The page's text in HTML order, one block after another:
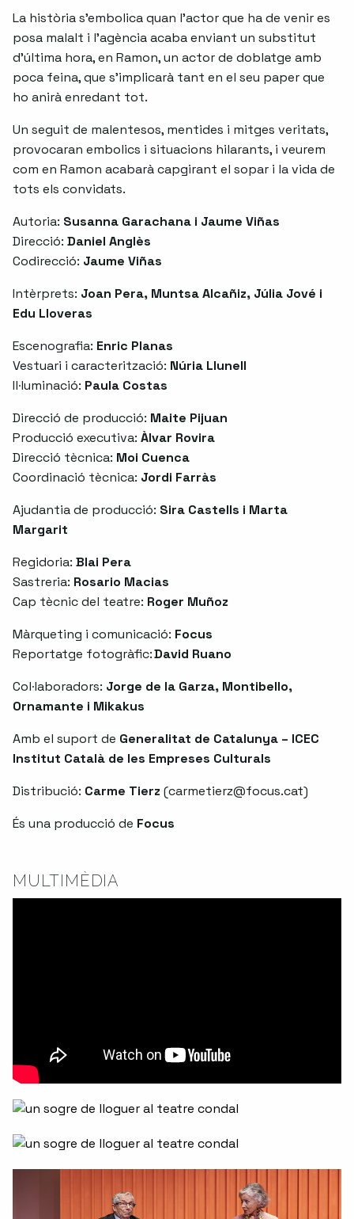
La història s’embolica quan l’actor que ha de venir es
posa malalt i l’agència acaba enviant un substitut
d’última hora, en Ramon, un actor de doblatge amb
poca feina, que s’implicarà tant en el seu paper que
ho anirà enredant tot.
Un seguit de malentesos, mentides i mitges veritats,
provocaran embolics i situacions hilarants, i veurem
com en Ramon acabarà capgirant el sopar i la vida de
tots els convidats.
Autoria: Susanna Garachana i Jaume Viñas
Direcció: Daniel Anglès
Codirecció: Jaume Viñas
Intèrprets: Joan Pera, Muntsa Alcañiz, Júlia Jové i
Edu Lloveras
Escenografia: Enric Planas
Vestuari i caracterització: Núria Llunell
Il·luminació: Paula Costas
Direcció de producció: Maite Pijuan
Producció executiva: Àlvar Rovira
Direcció tècnica: Moi Cuenca
Coordinació tècnica: Jordi Farràs
Ajudantia de producció: Sira Castells i Marta
Margarit
Regidoria: Blai Pera
Sastreria: Rosario Macias
Cap tècnic del teatre: Roger Muñoz
Màrqueting i comunicació: Focus
Reportatge fotogràfic:David Ruano
Col·laboradors: Jorge de la Garza, Montibello,
Ornamante i Mikakus
Amb el suport de Generalitat de Catalunya – ICEC
Institut Català de les Empreses Culturals
Distribució: Carme Tierz (carmetierz@focus.cat)
És una producció de Focus
MULTIMÈDIA